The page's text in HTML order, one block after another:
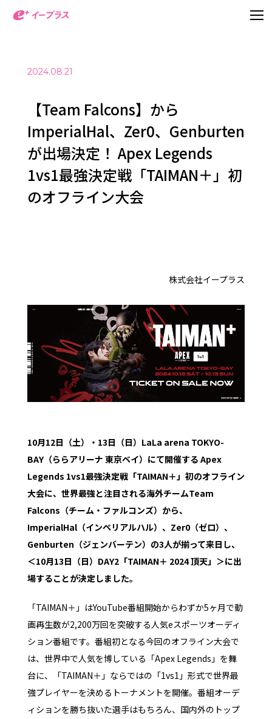
2024.08.21
【Team Falcons】から
ImperialHal、Zer0、Genburten
が出場決定！ Apex Legends
1vs1最強決定戦「TAIMAN＋」初
のオフライン大会
株式会社イープラス
10月12日（土）・13日（日）LaLa arena TOKYO-
BAY（ららアリーナ 東京ベイ）にて開催する Apex
Legends 1vs1最強決定戦「TAIMAN＋」初のオフライン
大会に、世界最強と注目される海外チームTeam
Falcons（チーム・ファルコンズ）から、
ImperialHal（インペリアルハル）、Zer0（ゼロ）、
Genburten（ジェンバーテン）の3人が揃って来日し、
＜10月13日（日）DAY2「TAIMAN＋ 2024 頂天」＞に出
場することが決定しました。
「TAIMAN＋」はYouTube番組開始からわずか5ヶ月で動
画再生数が2,200万回を突破する人気eスポーツオーディ
ション番組です。番組初となる今回のオフライン大会で
は、世界中で人気を博している「Apex Legends」を舞
台に、「TAIMAN＋」ならではの「1vs1」形式で世界最
強プレイヤーを決めるトーナメントを開催。番組オーデ
ィションを勝ち抜いた選手はもちろん、国内外のトップ